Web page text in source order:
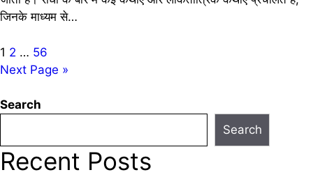
जिनके माध्यम से…
Posts
pagination
1 2 … 56
Next Page »
Search
Search
Recent Posts